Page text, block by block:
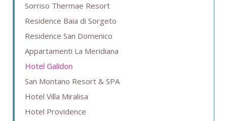
Sorriso Thermae Resort
Residence Baia di Sorgeto
Residence San Domenico
Appartamenti La Meridiana
Hotel Galidon
San Montano Resort & SPA
Hotel Villa Miralisa
Hotel Providence